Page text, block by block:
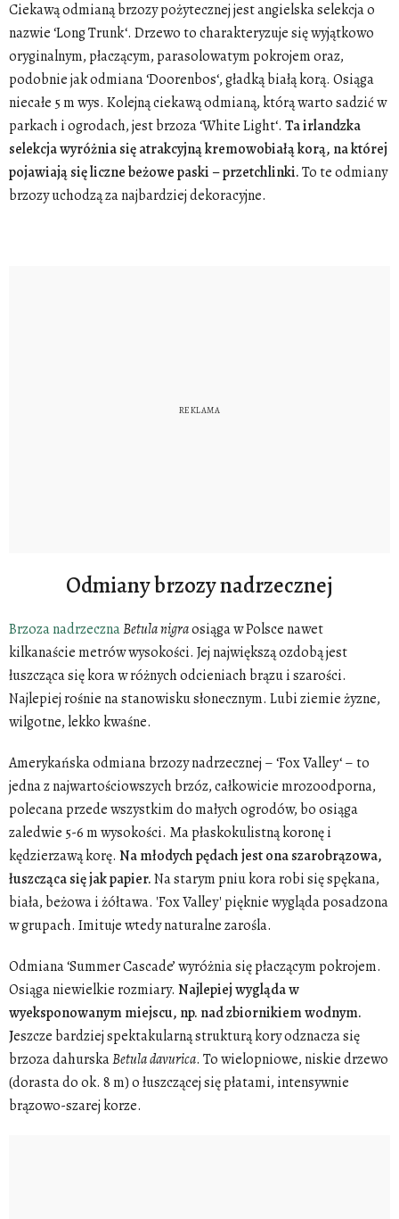
Ciekawą odmianą brzozy pożytecznej jest angielska selekcja o
nazwie ‘Long Trunk‘. Drzewo to charakteryzuje się wyjątkowo
oryginalnym, płaczącym, parasolowatym pokrojem oraz,
podobnie jak odmiana ‘Doorenbos‘, gładką białą korą. Osiąga
niecałe 5 m wys. Kolejną ciekawą odmianą, którą warto sadzić w
parkach i ogrodach, jest brzoza ‘White Light‘. Ta irlandzka
selekcja wyróżnia się atrakcyjną kremowobiałą korą, na której
pojawiają się liczne beżowe paski – przetchlinki.To te odmiany
brzozy uchodzą za najbardziej dekoracyjne.
Odmiany brzozy nadrzecznej
Brzoza nadrzecznaBetulanigraosiąga w Polsce nawet
kilkanaście metrów wysokości. Jej największą ozdobą jest
łuszcząca się kora w różnych odcieniach brązu i szarości.
Najlepiej rośnie na stanowisku słonecznym. Lubi ziemie żyzne,
wilgotne, lekko kwaśne.
Amerykańska odmiana brzozy nadrzecznej – ‘Fox Valley‘ – to
jedna z najwartościowszych brzóz, całkowicie mrozoodporna,
polecana przede wszystkim do małych ogrodów, bo osiąga
zaledwie 5-6 m wysokości. Ma płaskokulistną koronę i
kędzierzawą korę. Na młodych pędach jest ona szarobrązowa,
łuszcząca się jak papier.Na starym pniu kora robi się spękana,
biała, beżowa i żółtawa. 'Fox Valley' pięknie wygląda posadzona
w grupach. Imituje wtedy naturalne zarośla.
Odmiana ‘Summer Cascade’ wyróżnia się płaczącym pokrojem.
Osiąga niewielkie rozmiary. Najlepiej wygląda w
wyeksponowanym miejscu, np. nad zbiornikiem wodnym.
Jeszcze bardziej spektakularną strukturą kory odznacza się
brzoza dahurskaBetuladavurica. To wielopniowe, niskie drzewo
(dorasta do ok. 8 m) o łuszczącej się płatami, intensywnie
brązowo-szarej korze.